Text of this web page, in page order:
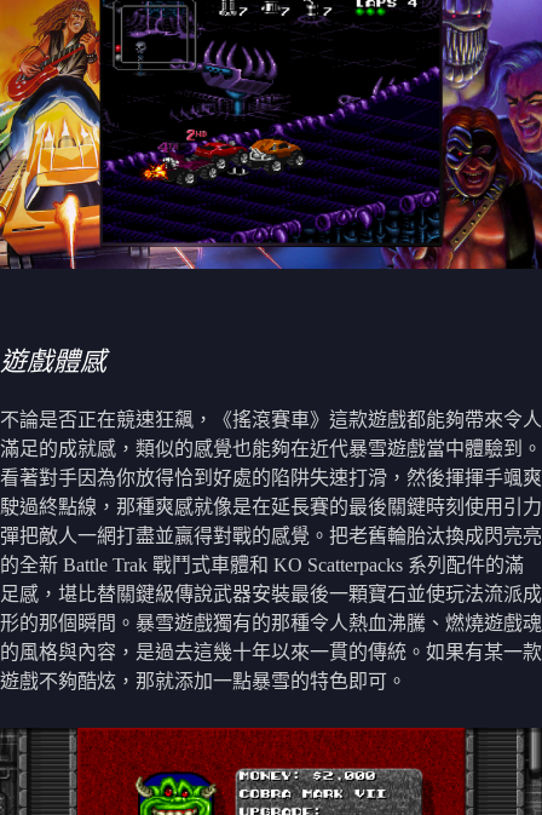
遊戲體感
不論是否正在競速狂飆，《搖滾賽車》這款遊戲都能夠帶來令人
滿足的成就感，類似的感覺也能夠在近代暴雪遊戲當中體驗到。
看著對手因為你放得恰到好處的陷阱失速打滑，然後揮揮手颯爽
駛過終點線，那種爽感就像是在延長賽的最後關鍵時刻使用引力
彈把敵人一網打盡並贏得對戰的感覺。把老舊輪胎汰換成閃亮亮
的全新 Battle Trak 戰鬥式車體和 KO Scatterpacks 系列配件的滿
足感，堪比替關鍵級傳說武器安裝最後一顆寶石並使玩法流派成
形的那個瞬間。暴雪遊戲獨有的那種令人熱血沸騰、燃燒遊戲魂
的風格與內容，是過去這幾十年以來一貫的傳統。如果有某一款
遊戲不夠酷炫，那就添加一點暴雪的特色即可。